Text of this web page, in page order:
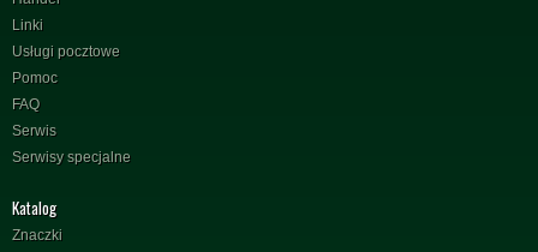
Linki
Usługi pocztowe
Pomoc
FAQ
Serwis
Serwisy specjalne
Katalog
Znaczki